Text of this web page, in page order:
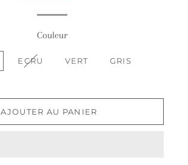
Couleur
ECRU VERT GRIS
AJOUTER AU PANIER